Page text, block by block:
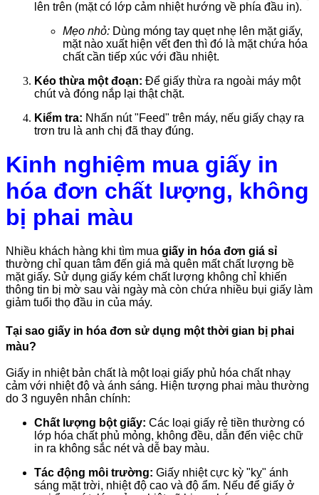
lên trên (mặt có lớp cảm nhiệt hướng về phía đầu in).
Mẹo nhỏ: Dùng móng tay quẹt nhẹ lên mặt giấy,
mặt nào xuất hiện vết đen thì đó là mặt chứa hóa
chất cần tiếp xúc với đầu nhiệt.
Kéo thừa một đoạn: Để giấy thừa ra ngoài máy một
chút và đóng nắp lại thật chặt.
Kiểm tra: Nhấn nút "Feed" trên máy, nếu giấy chạy ra
trơn tru là anh chị đã thay đúng.
Kinh nghiệm mua giấy in
hóa đơn chất lượng, không
bị phai màu
Nhiều khách hàng khi tìm mua giấy in hóa đơn giá sỉ
thường chỉ quan tâm đến giá mà quên mất chất lượng bề
mặt giấy. Sử dụng giấy kém chất lượng không chỉ khiến
thông tin bị mờ sau vài ngày mà còn chứa nhiều bụi giấy làm
giảm tuổi thọ đầu in của máy.
Tại sao giấy in hóa đơn sử dụng một thời gian bị phai
màu?
Giấy in nhiệt bản chất là một loại giấy phủ hóa chất nhạy
cảm với nhiệt độ và ánh sáng. Hiện tượng phai màu thường
do 3 nguyên nhân chính:
Chất lượng bột giấy: Các loại giấy rẻ tiền thường có
lớp hóa chất phủ mỏng, không đều, dẫn đến việc chữ
in ra không sắc nét và dễ bay màu.
Tác động môi trường: Giấy nhiệt cực kỳ "kỵ" ánh
sáng mặt trời, nhiệt độ cao và độ ẩm. Nếu để giấy ở